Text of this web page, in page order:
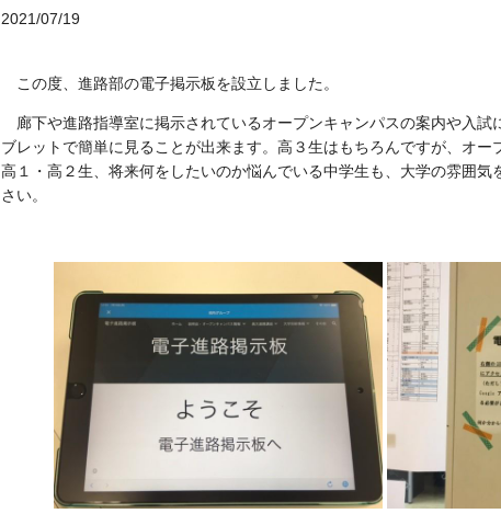
2021/07/19
この度、進路部の電子掲示板を設立しました。
廊下や進路指導室に掲示されているオープンキャンパスの案内や入試
ブレットで簡単に見ることが出来ます。高３生はもちろんですが、オー
高１・高２生、将来何をしたいのか悩んでいる中学生も、大学の雰囲
さい。